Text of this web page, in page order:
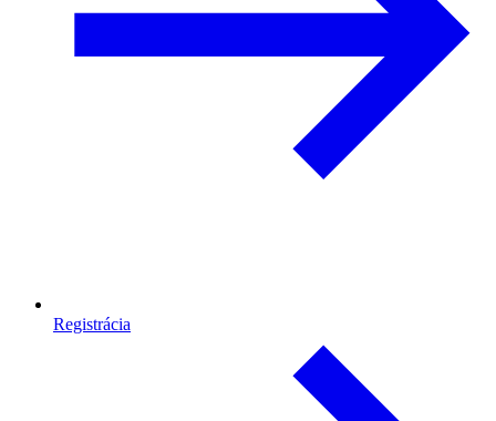
Registrácia